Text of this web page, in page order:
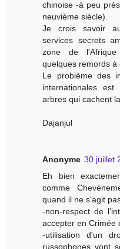
chinoise -à peu
neuvième siècle).
Je crois savoir
services secrets
zone de
quelques remords à
Le problème des
internationales
arbres qui cachent
Dajanjul
Anonyme 30 juillet
Eh bien
comme
quand il ne s'agit
-non-respect de
accepter en Crimée
-utilisation d'un
russophones vont